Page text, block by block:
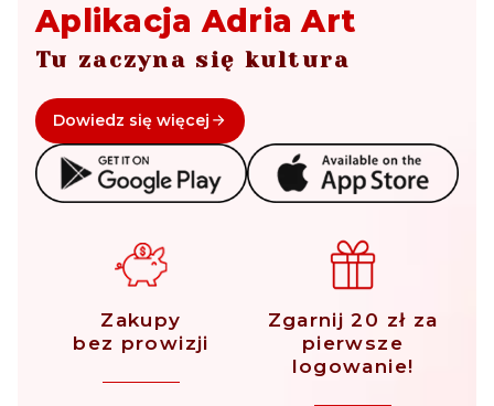
Aplikacja Adria Art
Tu zaczyna się kultura
Dowiedz się więcej
Zakupy
bez prowizji
Zgarnij 20 zł za
pierwsze
logowanie!